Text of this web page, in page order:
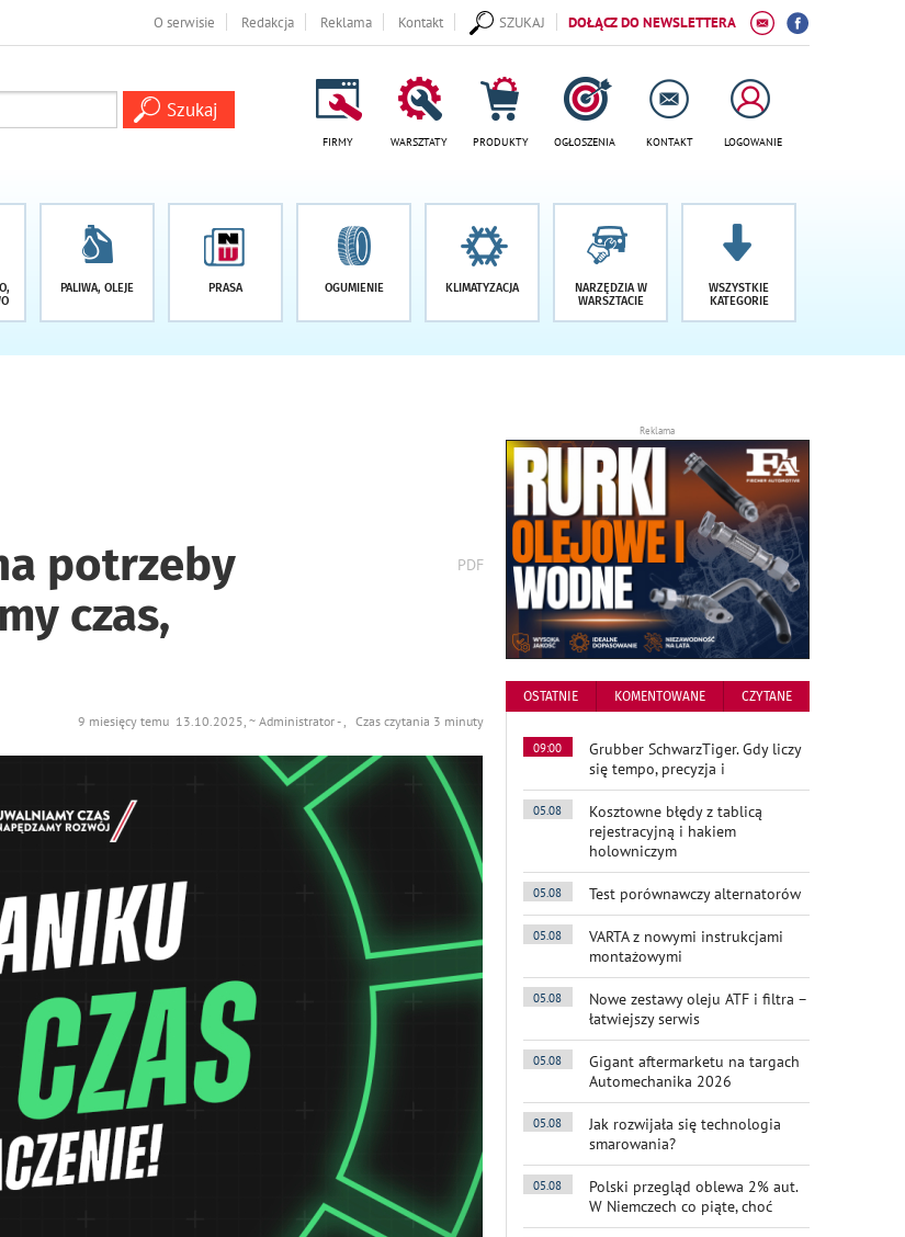
O serwisie Redakcja Reklama Kontakt DOŁĄCZ DO NEWSLETTERA
SZUKAJ
FIRMY WARSZTATY PRODUKTY OGŁOSZENIA KONTAKT LOGOWANIE
PALIWA, OLEJE PRASA OGUMIENIE KLIMATYZACJA
NARZĘDZIA W
WARSZTACIE
WSZYSTKIE
KATEGORIE
potrzeby
czas,
wydrukuj
podstronę
PDF
9 miesięcy temu 13.10.2025, ~ Administrator - , Czas czytania 3 minuty
Reklama
OSTATNIE KOMENTOWANE CZYTANE
09:00
Grubber SchwarzTiger. Gdy liczy
się tempo, precyzja i
05.08
Kosztowne błędy z tablicą
rejestracyjną i hakiem
holowniczym
05.08 Test porównawczy alternatorów
05.08
VARTA z nowymi instrukcjami
montażowymi
05.08
Nowe zestawy oleju ATF i filtra –
łatwiejszy serwis
05.08
Gigant aftermarketu na targach
Automechanika 2026
05.08
Jak rozwijała się technologia
smarowania?
05.08
Polski przegląd oblewa 2% aut.
W Niemczech co piąte, choć